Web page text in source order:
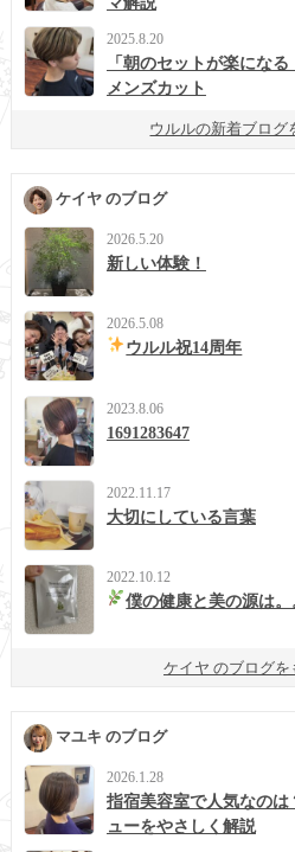
2025.8.20
「朝のセットが楽にな
メンズカット
ウルルの新着ブログ
ケイヤ のブログ
2026.5.20
新しい体験！
2026.5.08
ウルル祝14周年
2023.8.06
1691283647
2022.11.17
大切にしている言葉
2022.10.12
僕の健康と美の源は。
ケイヤ のブログを
マユキ のブログ
2026.1.28
指宿美容室で人気なの
ューをやさしく解説